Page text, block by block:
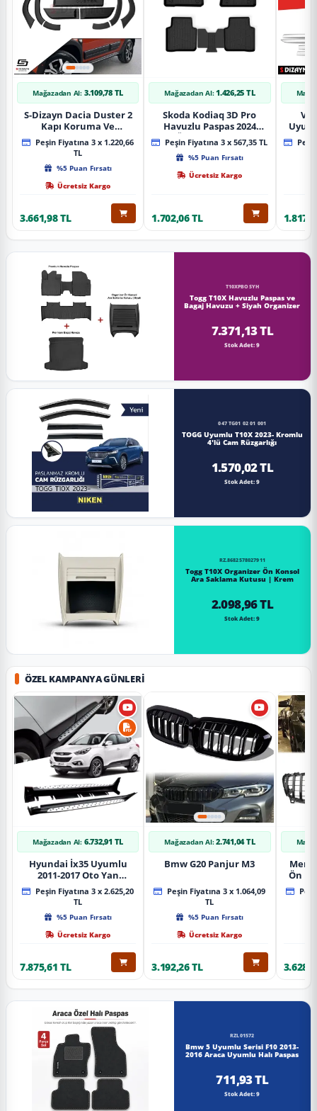
Mağazadan Al: 3.109,78 TL
S-Dizayn Dacia Duster 2
Kapı Koruma Ve
Çamurluk Kaplaması
Dodik Seti 2018 Üzeri A+
Kalite
Peşin Fiyatına 3 x 1.220,66
TL
%5 Puan Fırsatı
Ücretsiz Kargo
3.661,98 TL
Mağazadan Al: 1.426,25 TL
Skoda Kodiaq 3D Pro
Havuzlu Paspas 2024
Üzeri A+ Kalite
Peşin Fiyatına 3 x 567,35 TL
%5 Puan Fırsatı
Ücretsiz Kargo
1.702,06 TL
Yan
T10XPBOSYH
Togg T10X Havuzlu Paspas ve
Bagaj Havuzu + Siyah Organizer
7.371,13 TL
Stok Adet: 9
047 TG01 02 01 001
TOGG Uyumlu T10X 2023- Kromlu
4'lü Cam Rüzgarlığı
1.570,02 TL
Stok Adet: 9
RZ.8682578027911
Togg T10X Organizer Ön Konsol
Ara Saklama Kutusu | Krem
2.098,96 TL
Stok Adet: 9
ÖZEL KAMPANYA GÜNLERI
Mağazadan Al: 6.732,91 TL
Hyundai İx35 Uyumlu
2011-2017 Oto Yan
Basamak Koruma Side
Step Bmw Style
Peşin Fiyatına 3 x 2.625,20
TL
%5 Puan Fırsatı
Ücretsiz Kargo
7.875,61 TL
Mağazadan Al: 2.741,04 TL
Bmw G20 Panjur M3
Peşin Fiyatına 3 x 1.064,09
TL
%5 Puan Fırsatı
Ücretsiz Kargo
3.192,26 TL
Ön
RZL01572
Bmw 5 Uyumlu Serisi F10 2013-
2016 Araca Uyumlu Halı Paspas
711,93 TL
Stok Adet: 9